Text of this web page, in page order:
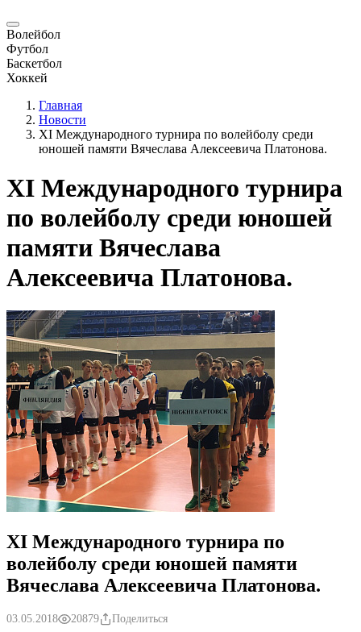
Волейбол
Футбол
Баскетбол
Хоккей
Главная
Новости
XI Международного турнира по волейболу среди
юношей памяти Вячеслава Алексеевича Платонова.
XI Международного турнира
по волейболу среди юношей
памяти Вячеслава
Алексеевича Платонова.
XI Международного турнира по
волейболу среди юношей памяти
Вячеслава Алексеевича Платонова.
03.05.2018 20879 Поделиться